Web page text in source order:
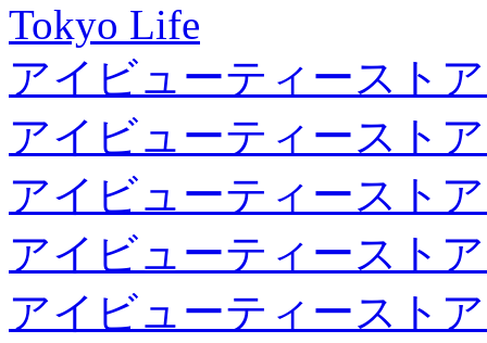
Tokyo Life
アイビューティースト
アイビューティースト
アイビューティースト
アイビューティースト
アイビューティースト